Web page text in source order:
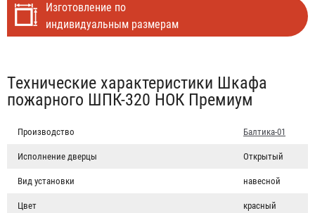
Изготовление по
индивидуальным размерам
Табы
Технические характеристики Шкафа
пожарного ШПК-320 НОК Премиум
Производство Балтика-01
Исполнение дверцы Открытый
Вид установки навесной
Цвет красный